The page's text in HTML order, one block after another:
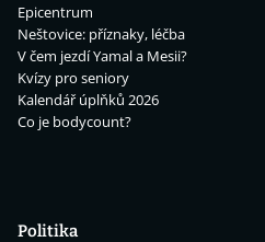
Epicentrum
Neštovice: příznaky, léčba
V čem jezdí Yamal a Mesii?
Kvízy pro seniory
Kalendář úplňků 2026
Co je bodycount?
Politika